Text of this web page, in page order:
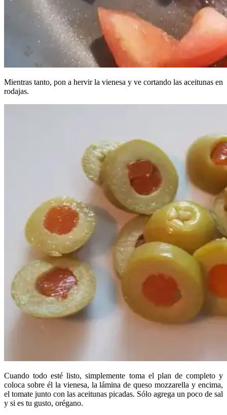
Mientras tanto, pon a hervir la vienesa y ve cortando las aceitunas en
rodajas.
Cuando todo esté listo, simplemente toma el plan de completo y
coloca sobre él la vienesa, la lámina de queso mozzarella y encima,
el tomate junto con las aceitunas picadas. Sólo agrega un poco de sal
y si es tu gusto, orégano.